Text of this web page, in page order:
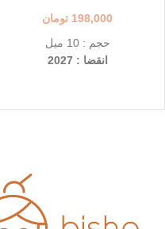
198,000 تومان
حجم : 10 میل
انقضا : 2027
قابل حمل و در دسترس
تغذیه و نرم کننده عمقی
تسکین دهنده و ضد التهاب